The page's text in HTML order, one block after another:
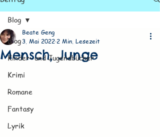
Blog
Kinder- und Jugendbücher
Krimi
Romane
Fantasy
Lyrik
Blog
Mensch, Junge
Beate Geng
3. Mai 2022 2 Min. Lesezeit